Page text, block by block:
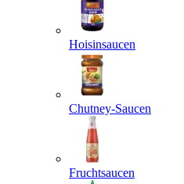
Hoisinsaucen
Chutney-Saucen
Fruchtsaucen